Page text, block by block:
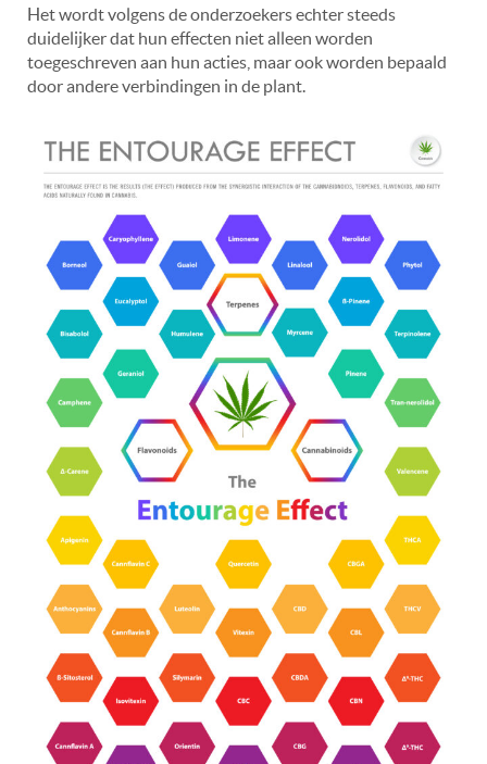
Het wordt volgens de onderzoekers echter steeds
duidelijker dat hun effecten niet alleen worden
toegeschreven aan hun acties, maar ook worden bepaald
door andere verbindingen in de plant.